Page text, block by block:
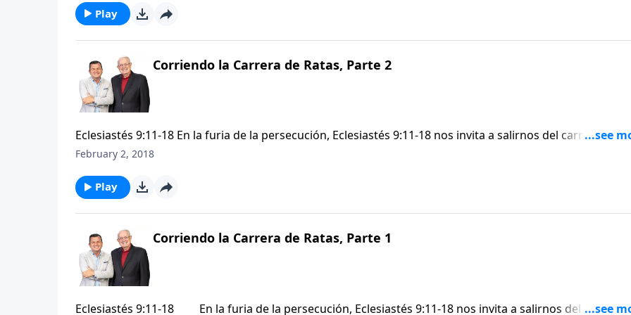
perspectiva más equilibrada y por qué esta carrera de locos nunca puede ser ganada.
Play
Corriendo la Carrera de Ratas, Parte 2
Eclesiastés 9:11-18 En la furia de la persecución, Eclesiastés 9:11-18 nos invita a salirnos del carril y dar
paso atrás para echar una mirada honesta y objetiva a la carrera de locos que tanto cautiva a muchos de
perspectiva más equilibrada y por qué esta carrera de locos nunca puede ser ganada.
February 2, 2018
Play
Corriendo la Carrera de Ratas, Parte 1
Eclesiastés 9:11-18 En la furia de la persecución, Eclesiastés 9:11-18 nos invita a salirnos del carril y